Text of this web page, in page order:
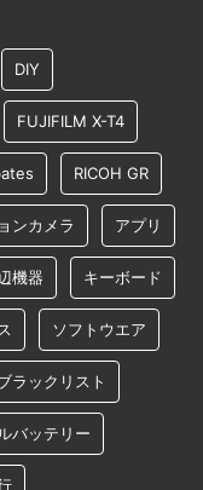
DIY
FUJIFILM X-T4
RICOH GR
ンカメラ アプリ
機器 キーボード
ソフトウエア
ラックリスト
バッテリー